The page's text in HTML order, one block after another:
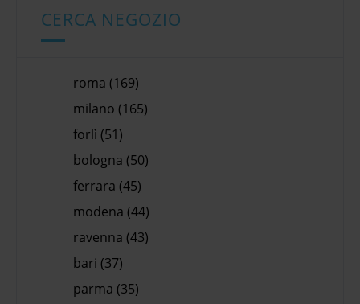
CERCA NEGOZIO
roma (169)
milano (165)
forlì (51)
bologna (50)
ferrara (45)
modena (44)
ravenna (43)
bari (37)
parma (35)